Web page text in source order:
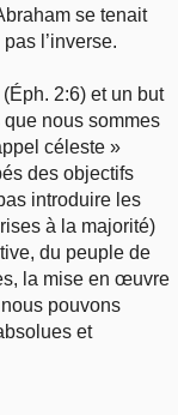
se tenait
l’inverse.
2:6) et un but
nous sommes
céleste »
des objectifs
introduire les
à la majorité)
du peuple de
la mise en œuvre
pouvons
et